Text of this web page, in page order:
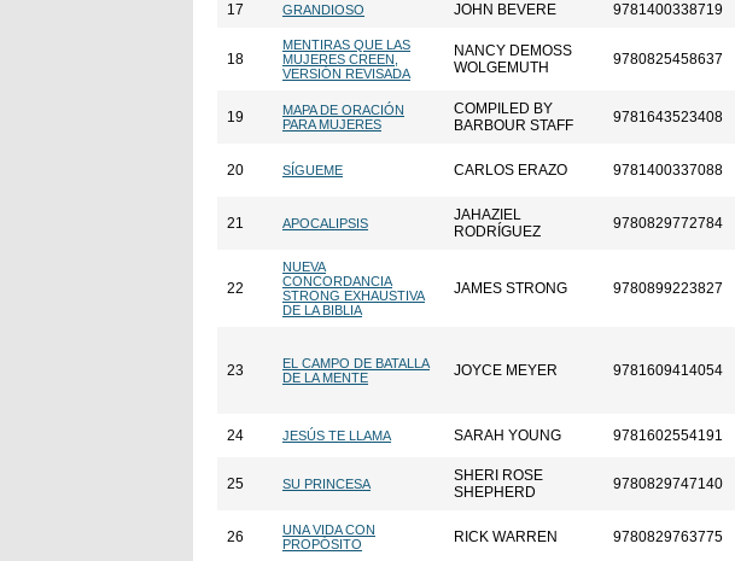
17 GRANDIOSO JOHN BEVERE 9781400338719
18
MENTIRAS QUE LAS
MUJERES CREEN,
VERSIÓN REVISADA
NANCY DEMOSS
WOLGEMUTH
9780825458637
19
MAPA DE ORACIÓN
PARA MUJERES
COMPILED BY
BARBOUR STAFF
9781643523408
20 SÍGUEME CARLOS ERAZO 9781400337088
21 APOCALIPSIS
JAHAZIEL
RODRÍGUEZ
9780829772784
22
NUEVA
CONCORDANCIA
STRONG EXHAUSTIVA
DE LA BIBLIA
JAMES STRONG 9780899223827
23
EL CAMPO DE BATALLA
DE LA MENTE
JOYCE MEYER 9781609414054
24 JESÚS TE LLAMA SARAH YOUNG 9781602554191
25 SU PRINCESA
SHERI ROSE
SHEPHERD
9780829747140
26
UNA VIDA CON
PROPÓSITO
RICK WARREN 9780829763775